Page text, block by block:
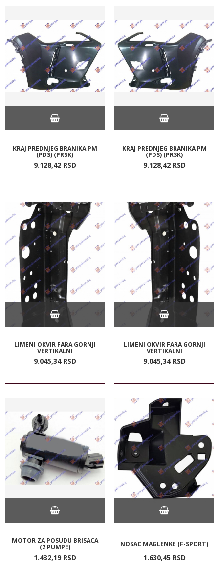
KRAJ PREDNJEG BRANIKA PM
(PDS) (PRSK)
9.128,42 RSD
KRAJ PREDNJEG BRANIKA PM
(PDS) (PRSK)
9.128,42 RSD
LIMENI OKVIR FARA GORNJI
VERTIKALNI
9.045,34 RSD
LIMENI OKVIR FARA GORNJI
VERTIKALNI
9.045,34 RSD
MOTOR ZA POSUDU BRISACA
(2 PUMPE)
1.432,19 RSD
NOSAC MAGLENKE (F-SPORT)
1.630,45 RSD